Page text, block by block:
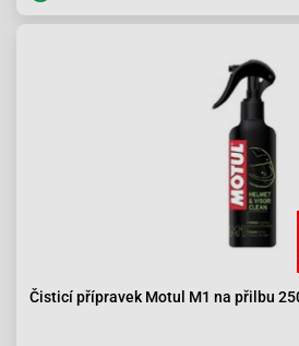
Čisticí přípravek Motul M1 na přilbu